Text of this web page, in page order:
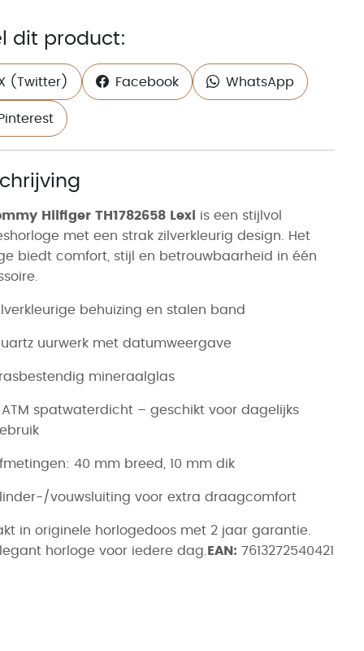
dit product:
(Twitter) Facebook WhatsApp
Hilfiger TH1782658 Lexi is een stijlvol
met een strak zilverkleurig design. Het
biedt comfort, stijl en betrouwbaarheid in één
behuizing en stalen band
uurwerk met datumweergave
mineraalglas
ATM spatwaterdicht – geschikt voor dagelijks
40 mm breed, 10 mm dik
vouwsluiting voor extra draagcomfort
in originele horlogedoos met 2 jaar garantie.
horloge voor iedere dag. EAN: 7613272540421